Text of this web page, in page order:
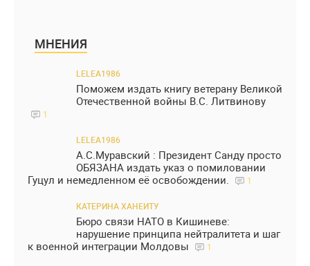
МНЕНИЯ
LELEA1986
Поможем издать книгу ветерану Великой
Отечественной войны В.С. Литвинову
1
LELEA1986
А.С.Муравский : Президент Санду просто
ОБЯЗАНА издать указ о помиловании
Гуцул и немедленном её освобождении.
1
КАТЕРИНА ХАНЕИТУ
Бюро связи НАТО в Кишиневе:
нарушение принципа нейтралитета и шаг
к военной интеграции Молдовы
1